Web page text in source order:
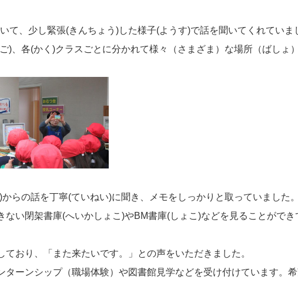
て、少し緊張(きんちょう)した様子(ようす)で話を聞いてくれてい
)、各(かく)クラスごとに分かれて様々（さまざま）な場所（ばしょ
らの話を丁寧(ていねい)に聞き、メモをしっかりと取っていました
い閉架書庫(へいかしょこ)やBM書庫(しょこ)などを見ることがで
おり、「また来たいです。」との声をいただきました。
ーンシップ（職場体験）や図書館見学などを受け付けています。